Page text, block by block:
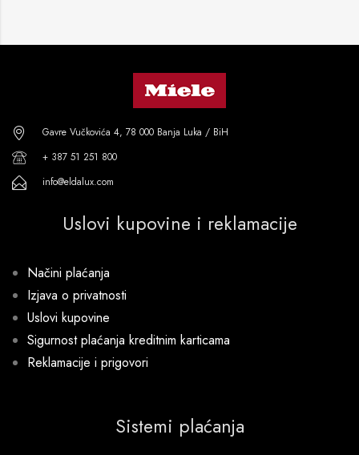
Gavre Vučkovića 4, 78 000 Banja Luka / BiH
+ 387 51 251 800
info@eldalux.com
Uslovi kupovine i reklamacije
Načini plaćanja
Izjava o privatnosti
Uslovi kupovine
Sigurnost plaćanja kreditnim karticama
Reklamacije i prigovori
Sistemi plaćanja